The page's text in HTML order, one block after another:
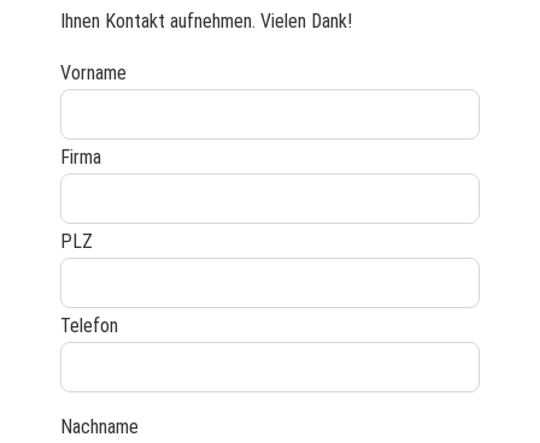
Ihnen Kontakt aufnehmen. Vielen Dank!
Vorname
Firma
PLZ
Telefon
Nachname